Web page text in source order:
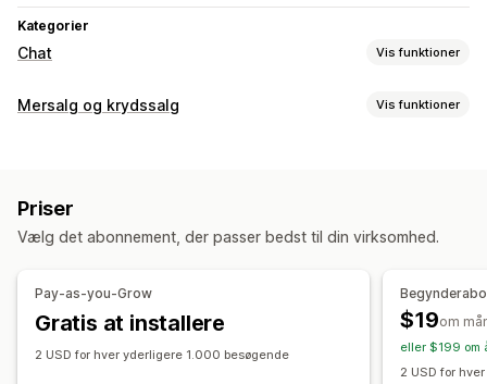
Kategorier
Chat Vis funktioner
Beskeder i realtid
Automatiske svar
Ofte stillede spørgsmål
Produktanbefalinger
Hurtige svar
Underretning om levering
Ordreopdateringer
Mersalg og krydssalg Vis funktioner
Tilføjelser med 1 klik
Priser
Vælg det abonnement, der passer bedst til din virksomhed.
Pay-as-you-Grow
Gratis at installere
2 USD for hver yderligere 1.000 besøgende
$19om
eller $199 om
2 USD for